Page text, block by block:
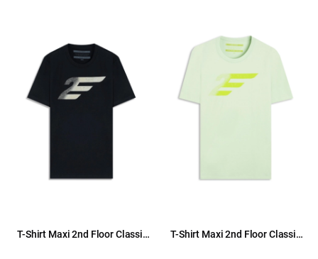
T-Shirt Maxi 2nd Floor Classic
T-Shirt Maxi 2nd Floor Classic